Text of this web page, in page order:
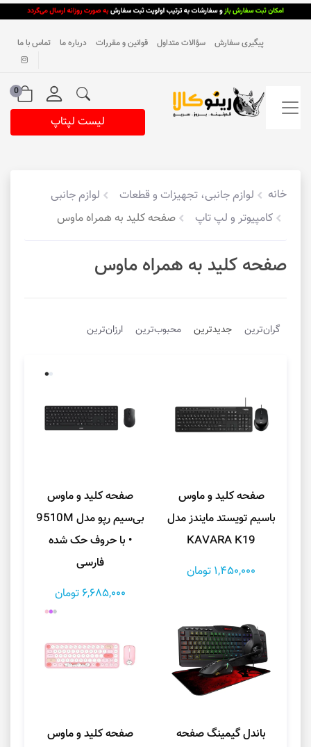
پیگیری سفارش سؤالات متداول قوانین و مقررات درباره ما تماس با ما
0
لیست لپتاپ
خانه لوازم جانبی، تجهیزات و قطعات
لوازم جانبی
کامپیوتر و لپ تاپ
صفحه کلید به همراه ماوس
صفحه کلید به همراه ماوس
گران‌ترین جدیدترین محبوب‌ترین ارزان‌ترین
صفحه کلید و ماوس
باسیم تویستد مایندز مدل
KAVARA K19
1,450,000 تومان
صفحه کلید و ماوس
بی‌سیم رپو مدل 9510M
• با حروف حک شده
فارسی
6,685,000 تومان
باندل گیمینگ صفحه
صفحه کلید و ماوس